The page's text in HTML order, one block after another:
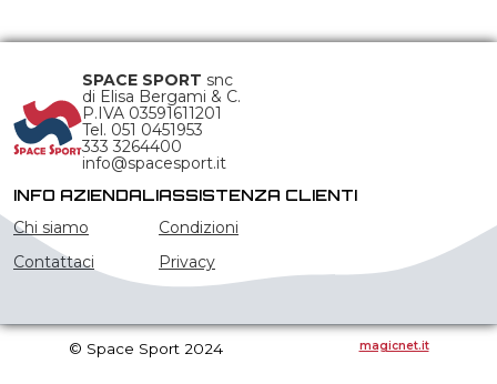
SPACE SPORT snc
di Elisa Bergami & C.
P.IVA 03591611201
Tel. 051 0451953
333 3264400
info@spacesport.it
INFO AZIENDALI
Chi siamo
Contattaci
ASSISTENZA CLIENTI
Condizioni
Privacy
© Space Sport 2024 magicnet.it